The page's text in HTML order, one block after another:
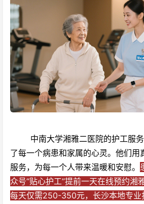
中南大学湘雅二医院的护工服务
了每一个病患和家属的心灵。他们用
服务，为每一个人带来温暖和安慰。
众号“贴心护工”提前一天在线预约湘
每天仅需250-350元，长沙本地专业